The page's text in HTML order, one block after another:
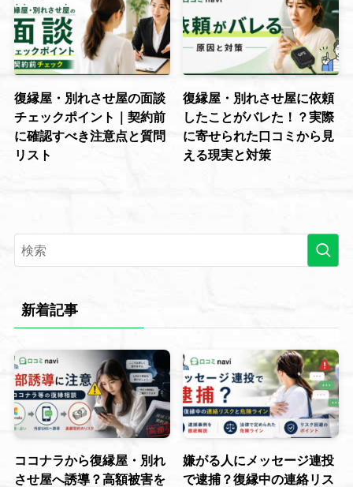
復縁屋・別れさせ屋の面談
チェックポイント｜契約前
に確認すべき注意点と質問
リスト
復縁屋・別れさせ屋に依頼
したことがバレた！？実際
に寄せられた口コミから見
える現実と対策
新着記事
ココナラから復縁屋・別れ
させ屋へ誘導？高額被害を
嫌がる人にメッセージ連投
で逮捕？復縁中の連絡リス